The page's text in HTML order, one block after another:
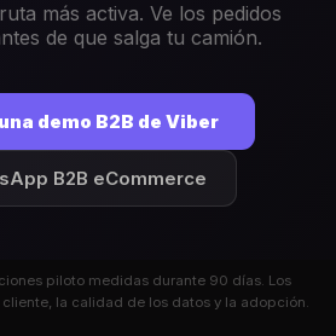
más activa. Ve los pedidos
de que salga tu camión.
demo B2B de Viber
B2B eCommerce
piloto medidas durante 90 días. Los
la calidad de los datos y la adopción.